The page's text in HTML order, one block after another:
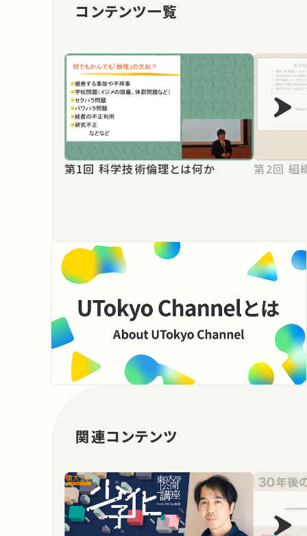
コンテンツ一覧
第1回 科学技術倫理とは何か 第2
関連コンテンツ